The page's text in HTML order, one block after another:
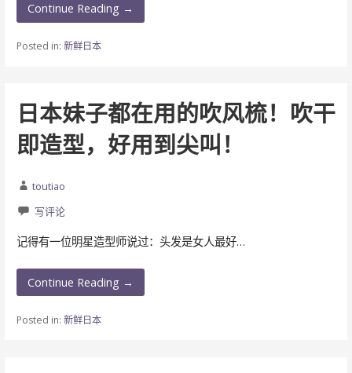
Continue Reading →
Posted in: 新鲜日本
日本妹子都在用的吹风梳！吹干
即造型，好用到尖叫！
toutiao
写评论
记得有一位明星造型师说过：头发是女人最好…
Continue Reading →
Posted in: 新鲜日本